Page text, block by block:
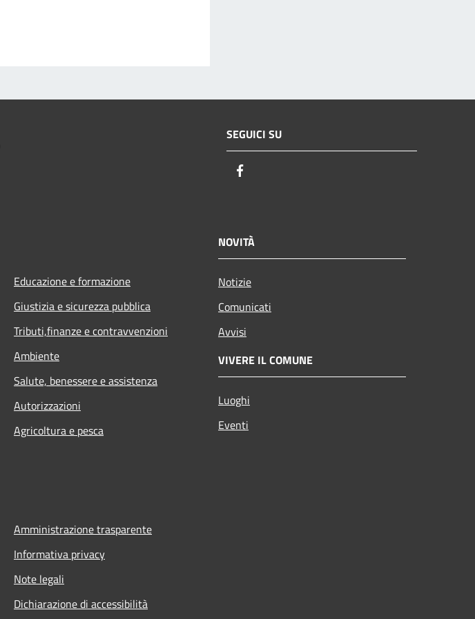
SEGUICI SU
Educazione e formazione
Giustizia e sicurezza pubblica
Tributi,finanze e contravvenzioni
Ambiente
Salute, benessere e assistenza
Autorizzazioni
Agricoltura e pesca
NOVITÀ
Notizie
Comunicati
Avvisi
VIVERE IL COMUNE
Luoghi
Eventi
Amministrazione trasparente
Informativa privacy
Note legali
Dichiarazione di accessibilità